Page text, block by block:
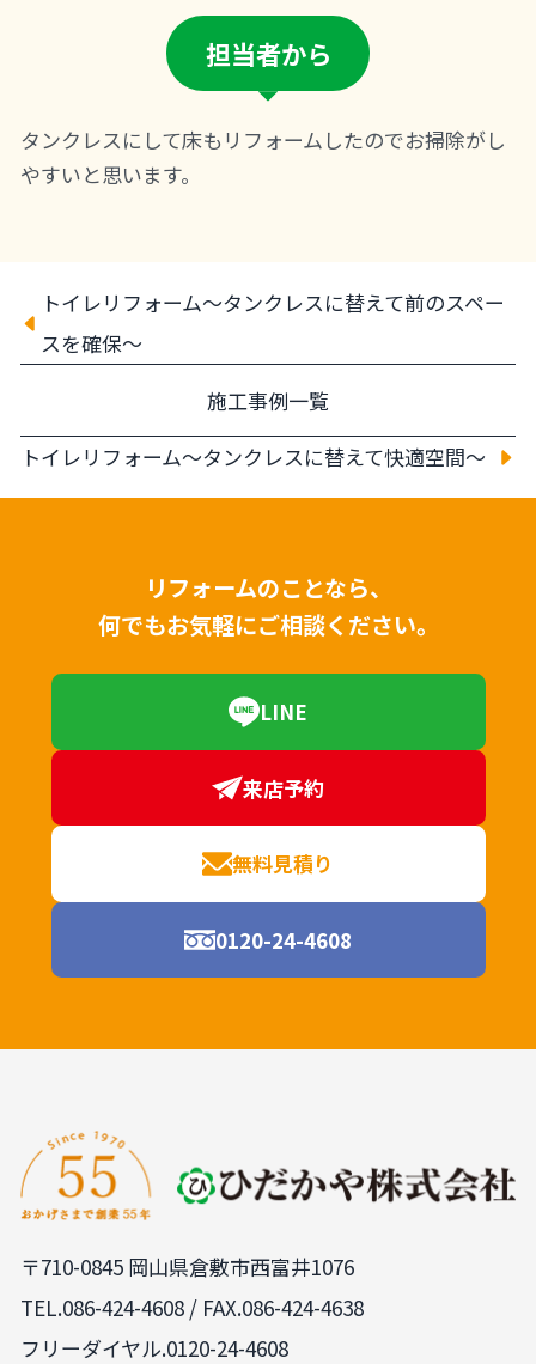
担当者から
タンクレスにして床もリフォームしたのでお掃除がし
やすいと思います。
トイレリフォーム～タンクレスに替えて前のスペー
スを確保～
施工事例一覧
トイレリフォーム～タンクレスに替えて快適空間～
リフォームのことなら、
何でもお気軽にご相談ください。
LINE
来店予約
無料見積り
0120-24-4608
〒710-0845 岡山県倉敷市西富井1076
TEL.086-424-4608 / FAX.086-424-4638
フリーダイヤル.0120-24-4608